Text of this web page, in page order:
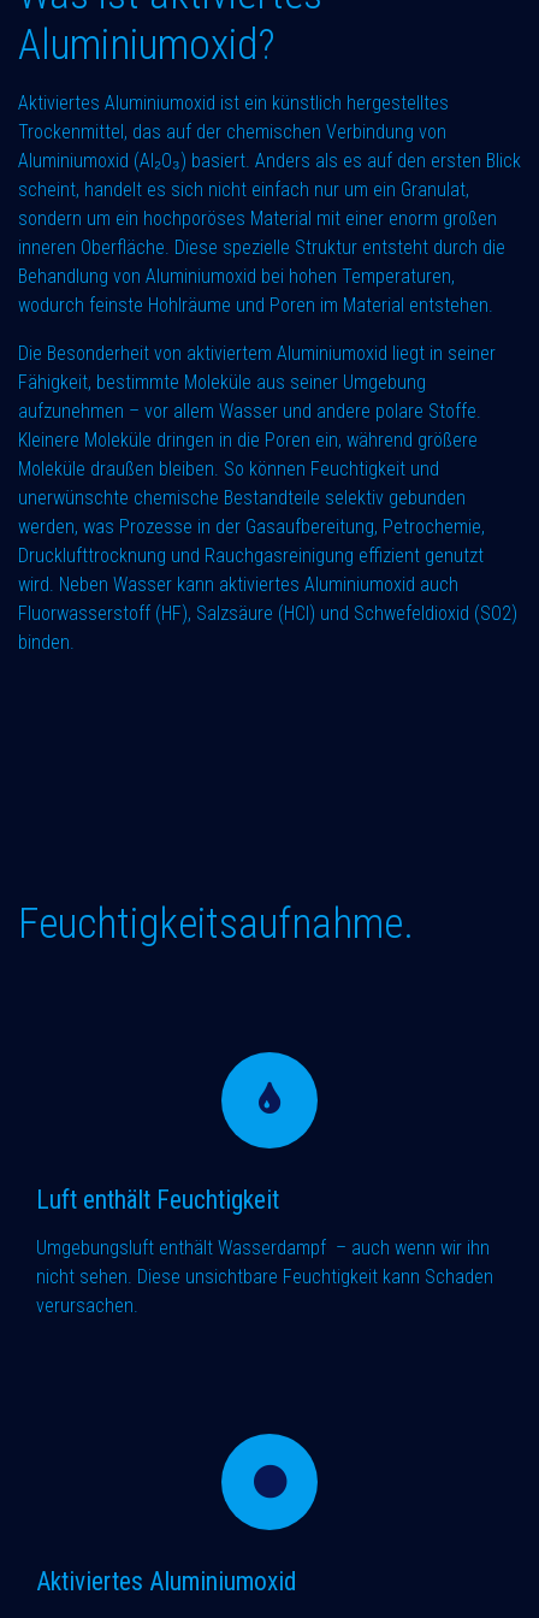
Aluminiumoxid?
Aktiviertes Aluminiumoxid ist ein künstlich hergestelltes
Trockenmittel, das auf der chemischen Verbindung von
Aluminiumoxid (Al₂O₃) basiert. Anders als es auf den ersten Blick
scheint, handelt es sich nicht einfach nur um ein Granulat,
sondern um ein hochporöses Material mit einer enorm großen
inneren Oberfläche. Diese spezielle Struktur entsteht durch die
Behandlung von Aluminiumoxid bei hohen Temperaturen,
wodurch feinste Hohlräume und Poren im Material entstehen.
Die Besonderheit von aktiviertem Aluminiumoxid liegt in seiner
Fähigkeit, bestimmte Moleküle aus seiner Umgebung
aufzunehmen – vor allem Wasser und andere polare Stoffe.
Kleinere Moleküle dringen in die Poren ein, während größere
Moleküle draußen bleiben. So können Feuchtigkeit und
unerwünschte chemische Bestandteile selektiv gebunden
werden, was Prozesse in der Gasaufbereitung, Petrochemie,
Drucklufttrocknung und Rauchgasreinigung effizient genutzt
wird. Neben Wasser kann aktiviertes Aluminiumoxid auch
Fluorwasserstoff (HF), Salzsäure (HCl) und Schwefeldioxid (SO2)
binden.
Feuchtigkeitsaufnahme.
Luft enthält Feuchtigkeit
Umgebungsluft enthält Wasserdampf – auch wenn wir ihn
nicht sehen. Diese unsichtbare Feuchtigkeit kann Schaden
verursachen.
Aktiviertes Aluminiumoxid